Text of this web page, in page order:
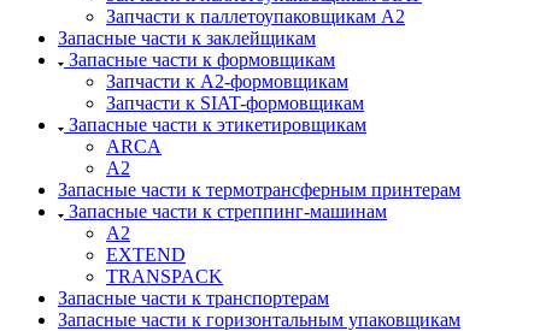
Запчасти к паллетоупаковщикам A2
Запасные части к заклейщикам
Запасные части к формовщикам
Запчасти к А2-формовщикам
Запчасти к SIAT-формовщикам
Запасные части к этикетировщикам
ARCA
A2
Запасные части к термотрансферным принтерам
Запасные части к стреппинг-машинам
A2
EXTEND
TRANSPACK
Запасные части к транспортерам
Запасные части к горизонтальным упаковщикам